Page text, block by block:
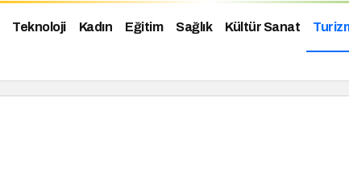
Teknoloji Kadın Eğitim Sağlık Kültür Sanat